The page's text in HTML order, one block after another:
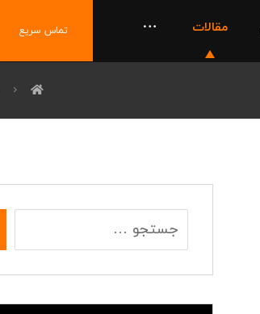
مقالات تماس سریع